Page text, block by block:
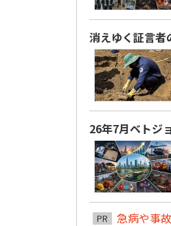
消えゆく証言者
26年7月ベトジ
PR 急病や事